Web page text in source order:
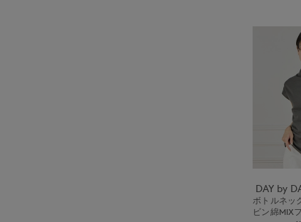
ボトルネッ
ビン綿MIX